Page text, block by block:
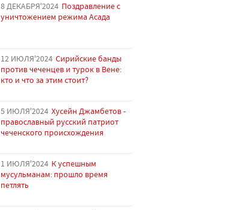
8 ДЕКАБРЯ'2024 Поздравление с
уничтожением режима Асада
12 ИЮЛЯ'2024 Сирийские банды
против чеченцев и турок в Вене:
кто и что за этим стоит?
5 ИЮЛЯ'2024 Хусейн Джамбетов -
православный русский патриот
чеченского происхождения
1 ИЮЛЯ'2024 К успешным
мусульманам: прошло время
петлять